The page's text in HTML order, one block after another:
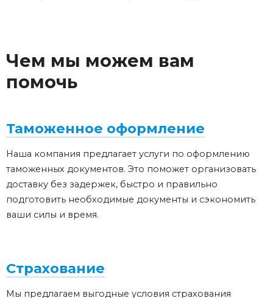
Чем мы можем вам
помочь
Таможенное оформление
Наша компания предлагает услуги по оформлению
таможенных документов. Это поможет организовать
доставку без задержек, быстро и правильно
подготовить необходимые документы и сэкономить
ваши силы и время.
Страхование
Мы предлагаем выгодные условия страхования